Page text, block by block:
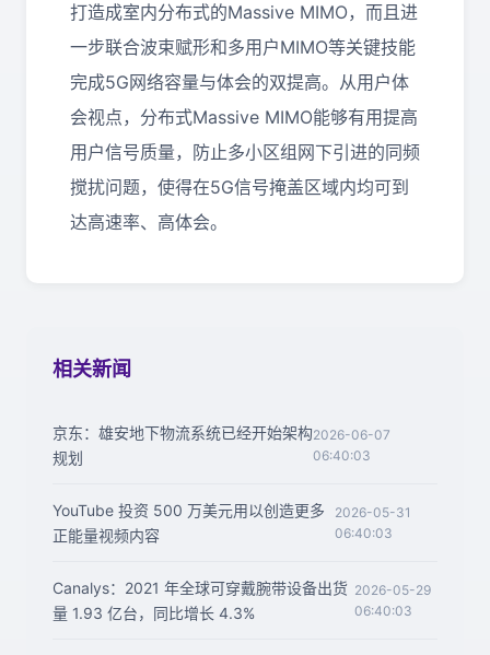
打造成室内分布式的Massive MIMO，而且进
一步联合波束赋形和多用户MIMO等关键技能
完成5G网络容量与体会的双提高。从用户体
会视点，分布式Massive MIMO能够有用提高
用户信号质量，防止多小区组网下引进的同频
搅扰问题，使得在5G信号掩盖区域内均可到
达高速率、高体会。
相关新闻
京东：雄安地下物流系统已经开始架构
规划
2026-06-07
06:40:03
YouTube 投资 500 万美元用以创造更多
正能量视频内容
2026-05-31
06:40:03
Canalys：2021 年全球可穿戴腕带设备出货
量 1.93 亿台，同比增长 4.3%
2026-05-29
06:40:03